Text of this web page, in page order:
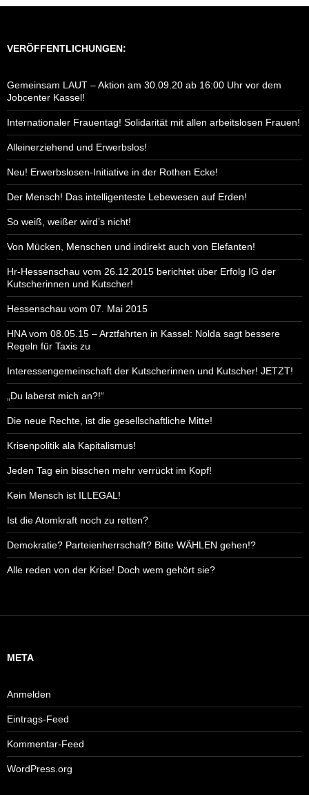
VERÖFFENTLICHUNGEN:
Gemeinsam LAUT – Aktion am 30.09.20 ab 16:00 Uhr vor dem
Jobcenter Kassel!
Internationaler Frauentag! Solidarität mit allen arbeitslosen Frauen!
Alleinerziehend und Erwerbslos!
Neu! Erwerbslosen-Initiative in der Rothen Ecke!
Der Mensch! Das intelligenteste Lebewesen auf Erden!
So weiß, weißer wird’s nicht!
Von Mücken, Menschen und indirekt auch von Elefanten!
Hr-Hessenschau vom 26.12.2015 berichtet über Erfolg IG der
Kutscherinnen und Kutscher!
Hessenschau vom 07. Mai 2015
HNA vom 08.05.15 – Arztfahrten in Kassel: Nolda sagt bessere
Regeln für Taxis zu
Interessengemeinschaft der Kutscherinnen und Kutscher! JETZT!
„Du laberst mich an?!“
Die neue Rechte, ist die gesellschaftliche Mitte!
Krisenpolitik ala Kapitalismus!
Jeden Tag ein bisschen mehr verrückt im Kopf!
Kein Mensch ist ILLEGAL!
Ist die Atomkraft noch zu retten?
Demokratie? Parteienherrschaft? Bitte WÄHLEN gehen!?
Alle reden von der Krise! Doch wem gehört sie?
META
Anmelden
Eintrags-Feed
Kommentar-Feed
WordPress.org